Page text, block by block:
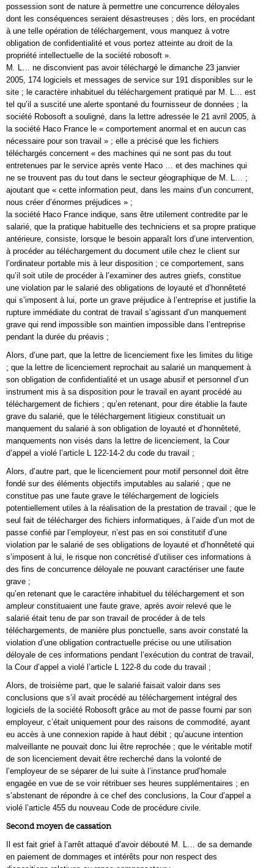
possession sont de nature à permettre une concurrence déloyales
dont les conséquences seraient désastreuses ; dès lors, en procédant
à une telle opération de téléchargement, vous manquez à votre
obligation de confidentialité et vous portez atteinte au droit de la
propriété intellectuelle de la société robosoft ».
M. L… ne disconvient pas avoir téléchargé le dimanche 23 janvier
2005, 174 logiciels et messages de service sur 191 disponibles sur le
site ; le caractère inhabituel du téléchargement pratiqué par M. L… est
tel qu’il a suscité une alerte spontané du fournisseur de données ; la
société Robosoft a souligné, dans la lettre adressée le 21 avril 2005, à
la société Haco France le « comportement anormal et en aucun cas
nécessaire pour son travail » ; elle a précisé que les fichiers
téléchargés concernent « des machines qui ne sont pas du tout
entretenues par le service après vente Haco … et des machines qui
ne se trouvent pas du tout dans le secteur géographique de M. L… ;
ajoutant que « cette information peut, dans les mains d’un concurrent,
nous créer d’énormes préjudices » ;
la société Haco France indique, sans être utilement contredite par le
salarié, que la pratique habituelle des techniciens et sa propre pratique
antérieure, consiste, lorsque le besoin apparaît lors d’une intervention,
à procéder au téléchargement du document utile chez le client sur
l’ordinateur portable mis à leur disposition ; ce comportement, sans
qu’il soit utile de procéder à l’examiner des autres griefs, constitue
une violation par le salarié des obligations de loyauté et d’honnêteté
qui s’imposent à lui, porte un grave préjudice à l’entreprise et justifie la
rupture immédiate du contrat de travail s’agissant d’un manquement
grave qui rend impossible son maintien impossible dans l’entreprise
pendant la durée du préavis ;
Alors, d’une part, que la lettre de licenciement fixe les limites du litige
; que la lettre de licenciement reprochait au salarié un manquement à
son obligation de confidentialité et un usage abusif et personnel d’un
instrument mis à sa disposition pour le travail en ayant procédé au
téléchargement de fichiers ; qu’en retenant, pour dire établie la faute
grave du salarié, que le téléchargement litigieux constituait un
manquement du salarié à son obligation de loyauté et d’honnêteté,
manquements non visés dans la lettre de licenciement, la Cour
d’appel a violé l’article L 122-14-2 du code du travail ;
Alors, d’autre part, que le licenciement pour motif personnel doit être
fondé sur des éléments objectifs imputables au salarié ; que ne
constitue pas une faute grave le téléchargement de logiciels
potentiellement utiles à la réalisation de la prestation de travail ; que le
seul fait de télécharger des fichiers informatiques, à l’aide d’un mot de
passe confié par l’employeur, n’est pas en soi constitutif d’une
violation par le salarié de ses obligations de loyauté et d’honnêteté qui
s’imposent à lui, le risque non concrétisé d’utiliser ces informations à
des fins de concurrence déloyale ne pouvant caractériser une faute
grave ;
qu’en retenant que le caractère inhabituel du téléchargement et son
ampleur constituaient une faute grave, après avoir relevé que le
salarié était tenu de par son travail de procéder à de tels
téléchargements, de manière plus ponctuelle, sans avoir constaté la
violation d’une obligation contractuelle précise ou une utilisation
déloyale de ces informations pendant l’exécution du contrat de travail,
la Cour d’appel a violé l’article L 122-8 du code du travail ;
Alors, de troisième part, que le salarié faisait valoir dans ses
conclusions que s’il avait procédé au téléchargement intégral des
logiciels de la société Robosoft grâce au mot de passe fourni par son
employeur, c’était uniquement pour des raisons de commodité, ayant
eu accès à une connexion rapide à haut débit ; qu’aucune intention
malveillante ne pouvait donc lui être reprochée ; que le véritable motif
de son licenciement devait être recherché dans la volonté de
l’employeur de se séparer de lui suite à l’instance prud’homale
engagée en vue de se voir rétribuer ses heures supplémentaires ; en
s’abstenant de répondre à ce chef des conclusions, la Cour d’appel a
violé l’article 455 du nouveau Code de procédure civile.
Second moyen de cassation
Il est fait grief à l’arrêt attaqué d’avoir débouté M. L… de sa demande
en paiement de dommages et intérêts pour non respect des